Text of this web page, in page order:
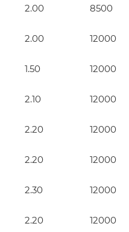
2.00 8500
2.00 12000
1.50 12000
2.10 12000
2.20 12000
2.20 12000
2.30 12000
2.20 12000